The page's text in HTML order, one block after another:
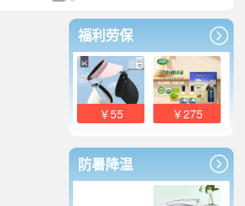
福利劳保
￥55 ￥275
防暑降温